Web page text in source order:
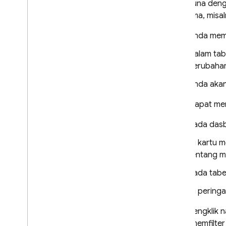
pengguna
performa,
Anda
Dalam
Anda
Anda dapat
Pada
Di kartu
tentang
Pada
Di
Saat
untuk